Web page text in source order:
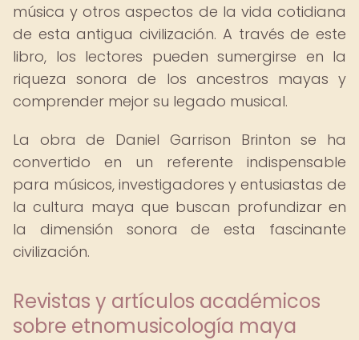
música y otros aspectos de la vida cotidiana
de esta antigua civilización. A través de este
libro, los lectores pueden sumergirse en la
riqueza sonora de los ancestros mayas y
comprender mejor su legado musical.
La obra de Daniel Garrison Brinton se ha
convertido en un referente indispensable
para músicos, investigadores y entusiastas de
la cultura maya que buscan profundizar en
la dimensión sonora de esta fascinante
civilización.
Revistas y artículos académicos
sobre etnomusicología maya